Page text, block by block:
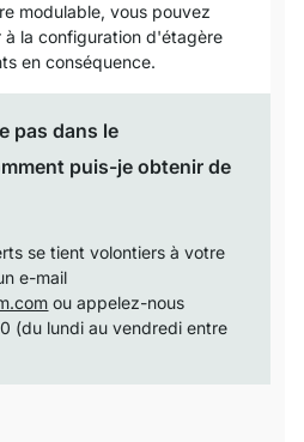
modulable, vous pouvez
à la configuration d'étagère
en conséquence.
pas dans le
puis-je obtenir de
se tient volontiers à votre
e-mail
ou appelez-nous
(du lundi au vendredi entre